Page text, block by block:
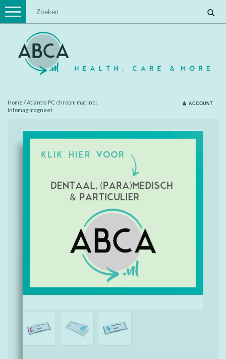
Toggle
navigation
Home /Atlantis PC chroom mat incl.
Infomag magneet
ACCOUNT